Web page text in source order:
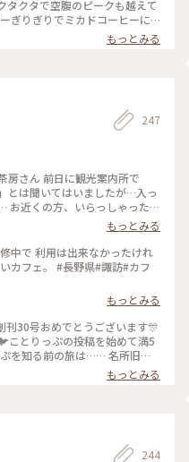
タクタで空腹のピークも越えて
ぎりぎりでミカドコーヒーに
の席なので、普段は中々ご案内
れから暖かくなってくるとほ
べしJK💦 #軽井沢 #ミ
もっとみる
247
さん 前日に観光案内所で
とは聞いてはいましたが…入っ
お近くの方、いらっしゃった
けたら嬉しいです♥️ #諏訪 #諏
もっとみる
もっとみる
30号おめでとうございます🎊
ことりっぷの投稿を始めて満5
るのに忙しく、疲れるとお茶
ど諏訪大社巡
う🎵 カフェを目的
もっとみる
244